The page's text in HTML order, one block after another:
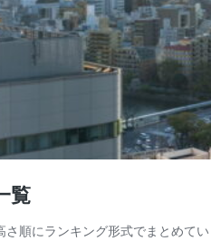
覧
さ順にランキング形式でまとめて